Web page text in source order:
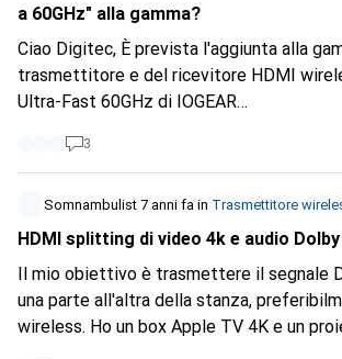
a 60GHz" alla gamma?
Ciao Digitec, È prevista l'aggiunta alla gamma del
trasmettitore e del ricevitore HDMI
Ultra-Fast 60GHz di IOGEAR
questo è l'unico trasmettitore HDMI
frequenza dei fotogrammi è ancora
50p, 60p)). Oppure hai trovato qualche alternativa? Grazie
e saluti
3
Somnambulist 7 anni fa in Trasmettitore
HDMI splitting di video 4k e audio Dolby
Il mio obiettivo è trasmettere il segnale
una parte all'altra della stanza,
wireless. Ho un box Apple TV 4K e un